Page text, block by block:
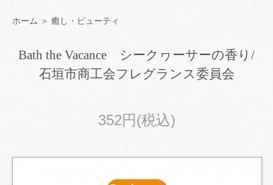
ホーム ＞ 癒し・ビューティ
Bath the Vacance シークヮーサーの香り/
石垣市商工会フレグランス委員会
352円(税込)